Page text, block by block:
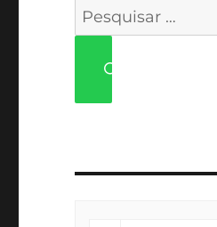
Pesquisar
por: